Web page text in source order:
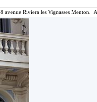
Riviera les Vignasses Menton.